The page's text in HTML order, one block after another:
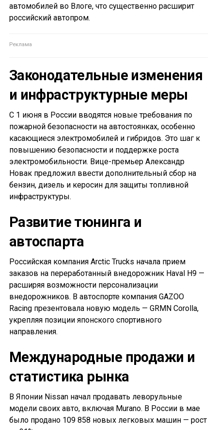
автомобилей во Влоге, что существенно расширит
российский автопром.
Законодательные изменения
и инфраструктурные меры
С 1 июня в России вводятся новые требования по
пожарной безопасности на автостоянках, особенно
касающиеся электромобилей и гибридов. Это шаг к
повышению безопасности и поддержке роста
электромобильности. Вице-премьер Александр
Новак предложил ввести дополнительный сбор на
бензин, дизель и керосин для защиты топливной
инфраструктуры.
Развитие тюнинга и
автоспарта
Российская компания Arctic Trucks начала прием
заказов на переработанный внедорожник Haval H9 —
расширяя возможности персонализации
внедорожников. В автоспорте компания GAZOO
Racing презентовала новую модель — GRMN Corolla,
укрепляя позиции японского спортивного
направления.
Международные продажи и
статистика рынка
В Японии Nissan начал продавать леворульные
модели своих авто, включая Murano. В России в мае
было продано 109 858 новых легковых машин — рост